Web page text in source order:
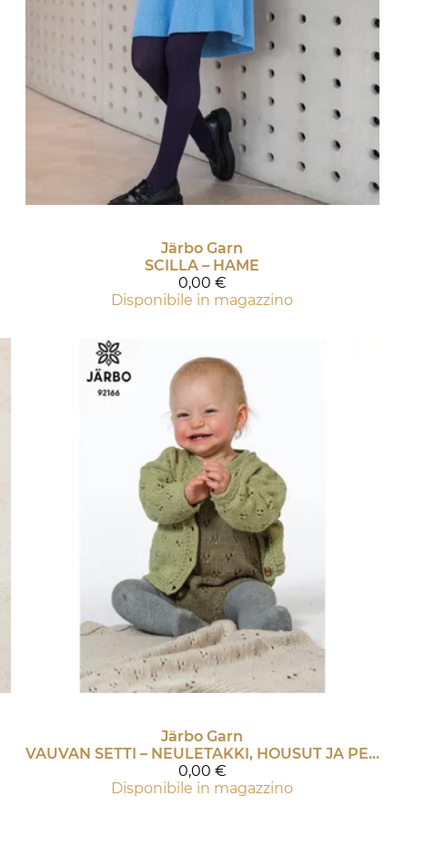
Järbo Garn
SCILLA – HAME
0,00 €
Disponibile in magazzino
Järbo Garn
VAUVAN SETTI – NEULETAKKI, HOUSUT JA PEITTO
0,00 €
Disponibile in magazzino